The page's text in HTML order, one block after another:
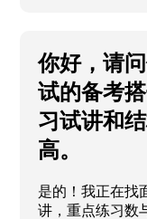
你好，请
试的备考
习试讲和
高。
是的！我正在找
讲，重点练习数